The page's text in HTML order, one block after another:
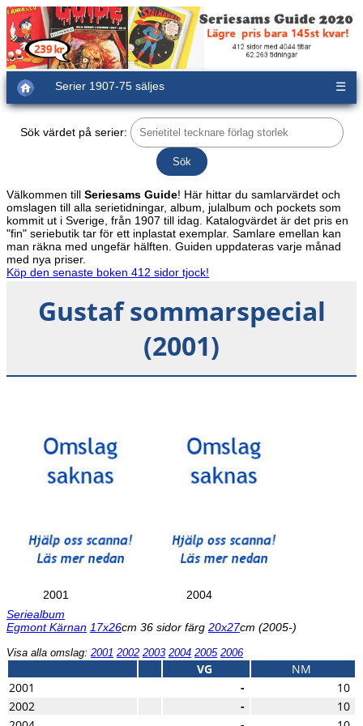
Serier 1907-75 säljes ☰
Sök värdet på serier:
Välkommen till Seriesams Guide! Här hittar du samlarvärdet och
omslagen till alla serietidningar, album, julalbum och pockets som
kommit ut i Sverige, från 1907 till idag. Katalogvärdet är det pris en
"fin" seriebutik tar för ett inplastat exemplar. Samlare emellan kan
man räkna med ungefär hälften. Guiden uppdateras varje månad
med nya priser.
Köp den senaste boken 412 sidor tjock!
Gustaf sommarspecial
(2001)
2001
2004
Seriealbum
Egmont Kärnan 17x26cm 36 sidor färg 20x27cm (2005-)
Visa alla omslag: 2001 2002 2003 2004 2005 2006
VG
NM
2001
-
10
2002
-
10